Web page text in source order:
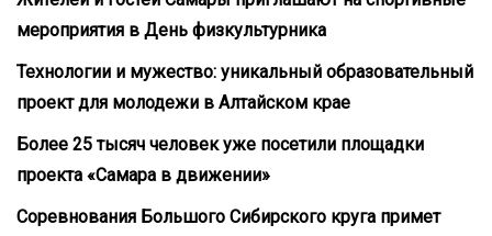
мероприятия в День физкультурника
Технологии и мужество: уникальный образовательный
проект для молодежи в Алтайском крае
Более 25 тысяч человек уже посетили площадки
проекта «Самара в движении»
Соревнования Большого Сибирского круга примет